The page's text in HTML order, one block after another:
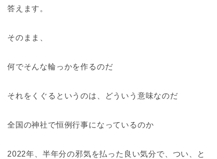
答えます。
そのまま、
何でそんな輪っかを作るのだ
それをくぐるというのは、どういう意味なのだ
全国の神社で恒例行事になっているのか
2022年、半年分の邪気を払った良い気分で、つい、と